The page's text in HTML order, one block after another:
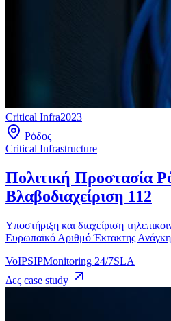
Critical Infra2023
Ρόδος
Critical Infrastructure
Πολιτική Προστασία
Βλαβοδιαχείριση 112
Υποστήριξη και διαχείριση
Ευρωπαϊκό Αριθμό Έκτακτης
VoIPSIPMonitoring 24/7SLA
Δες case study